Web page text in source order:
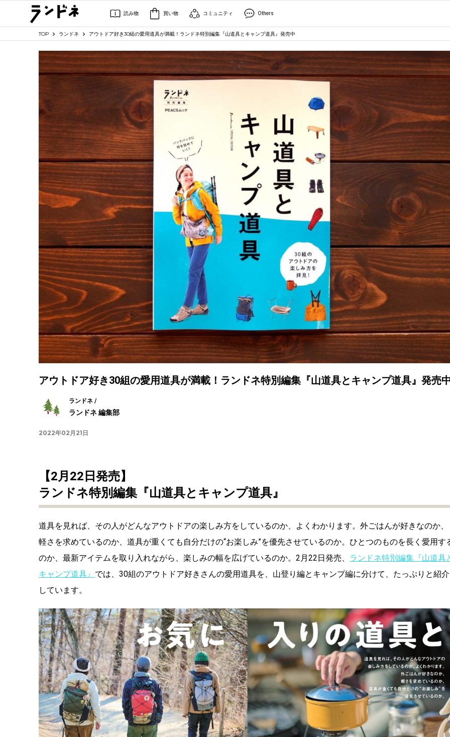
読み物 買い物 コミュニティ Others
TOP ランドネ アウトドア好き30組の愛用道具が満載！ランドネ特別編集『山道具とキャンプ道具』発売中
アウトドア好き30組の愛用道具が満載！ランドネ特別編集『山道具とキャンプ道具』発売
ランドネ /
ランドネ 編集部
2022年02月21日
【2月22日発売】
ランドネ特別編集『山道具とキャンプ道具』
道具を見れば、その人がどんなアウトドアの楽しみ方をしているのか、よくわかります。外ごはんが好きなのか、
軽さを求めているのか、道具が重くても自分だけの“お楽しみ”を優先させているのか。ひとつのものを長く愛用す
のか、最新アイテムを取り入れながら、楽しみの幅を広げているのか。2月22日発売、 ランドネ特別編集『山道具
キャンプ道具』 では、30組のアウトドア好きさんの愛用道具を、山登り編とキャンプ編に分けて、たっぷりと紹介
しています。